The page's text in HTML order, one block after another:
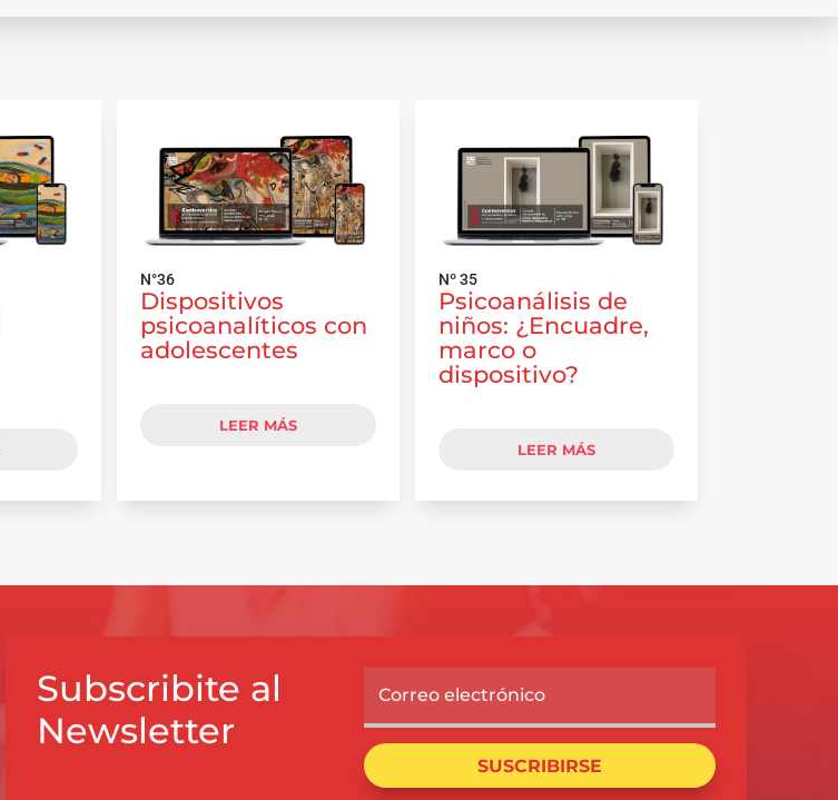
N°36
Dispositivos
psicoanalíticos con
adolescentes
LEER MÁS
Nº 35
Psicoanálisis de
niños: ¿Encuadre,
marco o
dispositivo?
LEER MÁS
Subscribite al
Newsletter
SUSCRIBIRSE